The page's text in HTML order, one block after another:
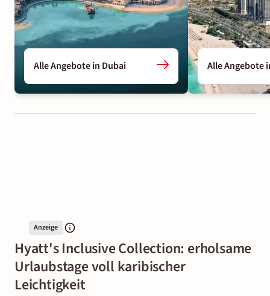
Alle Angebote in Dubai Alle Angebote
Anzeige
Hyatt's Inclusive Collection: erholsame
Urlaubstage voll karibischer
Leichtigkeit